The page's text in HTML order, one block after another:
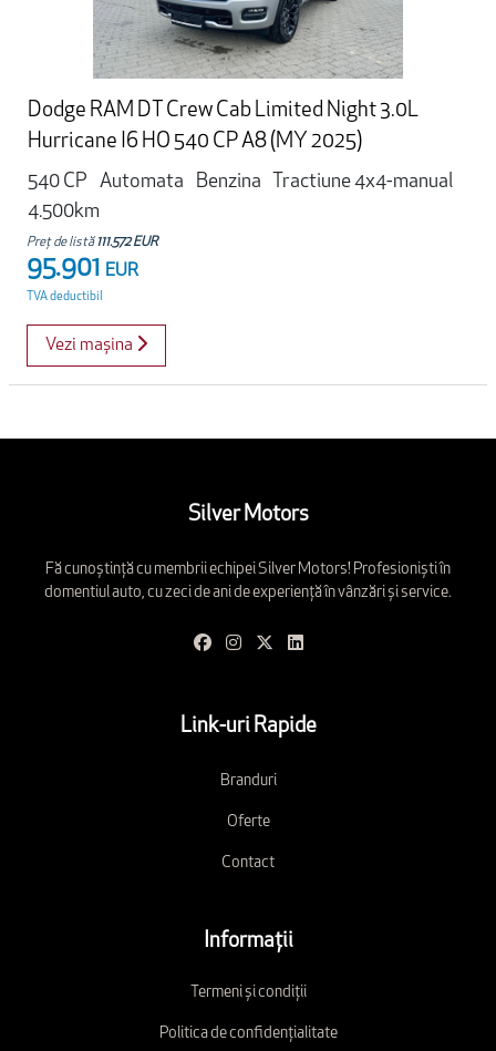
Dodge RAM DT Crew Cab Limited Night 3.0L
Hurricane I6 HO 540 CP A8 (MY 2025)
540 CP
Automata Benzina
Tractiune 4x4-manual
4.500km
Preț de listă111.572 EUR
95.901 EUR
TVA deductibil
Vezi mașina
Silver Motors
Fă cunoștință cu membrii echipei Silver Motors! Profesioniști în
domentiul auto, cu zeci de ani de experiență în vânzări și service.
Link-uri Rapide
Branduri
Oferte
Contact
Informații
Termeni și condiții
Politica de confidențialitate